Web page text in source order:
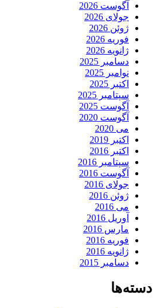
آگوست 2026
جولای 2026
ژوئن 2026
فوریه 2026
ژانویه 2026
دسامبر 2025
نوامبر 2025
اکتبر 2025
سپتامبر 2025
آگوست 2025
آگوست 2020
می 2020
اکتبر 2019
اکتبر 2016
سپتامبر 2016
آگوست 2016
جولای 2016
ژوئن 2016
می 2016
آوریل 2016
مارس 2016
فوریه 2016
ژانویه 2016
دسامبر 2015
دسته‌ها